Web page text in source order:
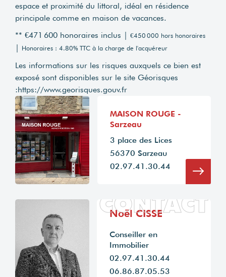
espace et proximité du littoral, idéal en résidence
principale comme en maison de vacances.
** €471 600 honoraires inclus | €450 000 hors honoraires
| Honoraires : 4.80% TTC à la charge de l'acquéreur
Les informations sur les risques auxquels ce bien est
exposé sont disponibles sur le site Géorisques
:https://www.georisques.gouv.fr
MAISON ROUGE -
Sarzeau
3 place des Lices
56370 Sarzeau
02.97.41.30.44
CONTACT
Noël CISSE
Conseiller en
Immobilier
02.97.41.30.44
06.86.87.05.53